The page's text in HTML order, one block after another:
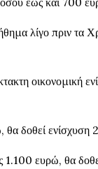
λίγο πριν τα
οικονομική
θα δοθεί ενίσχυση
ευρώ, θα